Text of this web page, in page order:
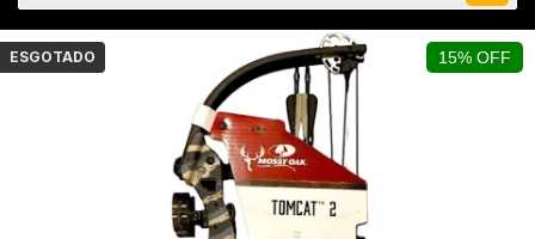
ESGOTADO 15% OFF